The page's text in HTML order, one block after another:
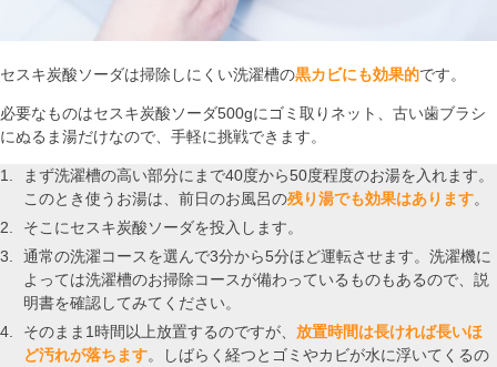
セスキ炭酸ソーダは掃除しにくい洗濯槽の黒カビにも効果的です。
必要なものはセスキ炭酸ソーダ500gにゴミ取りネット、古い歯ブラシ
にぬるま湯だけなので、手軽に挑戦できます。
まず洗濯槽の高い部分にまで40度から50度程度のお湯を入れます。
このとき使うお湯は、前日のお風呂の残り湯でも効果はあります。
そこにセスキ炭酸ソーダを投入します。
通常の洗濯コースを選んで3分から5分ほど運転させます。洗濯機に
よっては洗濯槽のお掃除コースが備わっているものもあるので、説
明書を確認してみてください。
そのまま1時間以上放置するのですが、 放置時間は長ければ長いほ
ど汚れが落ちます。しばらく経つとゴミやカビが水に浮いてくるの